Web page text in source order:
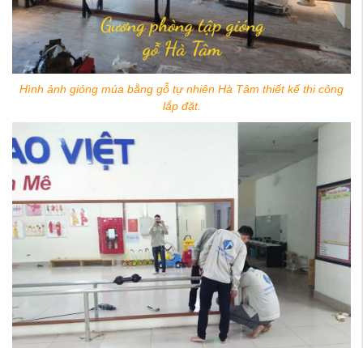
Hình ảnh gióng múa bằng gỗ tự nhiên Hà Tâm thiết kế thi công
lắp đặt.